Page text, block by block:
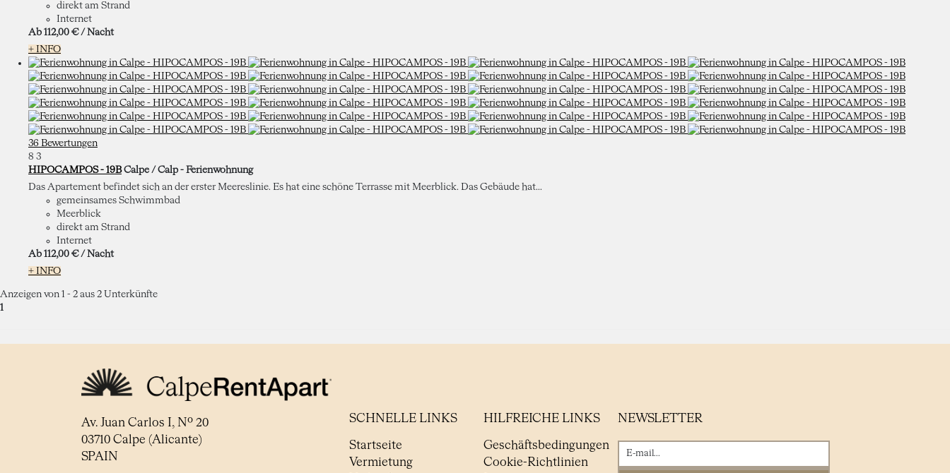
direkt am Strand
Internet
Ab 112,00 € / Nacht
+ INFO
36 Bewertungen
8 3
HIPOCAMPOS - 19B Calpe / Calp - Ferienwohnung
Das Apartement befindet sich an der erster Meereslinie. Es hat eine schöne Terrasse mit Meerblick. Das Gebäude hat...
gemeinsames Schwimmbad
Meerblick
direkt am Strand
Internet
Ab 112,00 € / Nacht
+ INFO
Anzeigen von 1 - 2 aus 2 Unterkünfte
1
Av. Juan Carlos I, Nº 20
03710 Calpe (Alicante)
SPAIN
SCHNELLE LINKS
Startseite
Vermietung
HILFREICHE LINKS
Geschäftsbedingungen
Cookie-Richtlinien
NEWSLETTER